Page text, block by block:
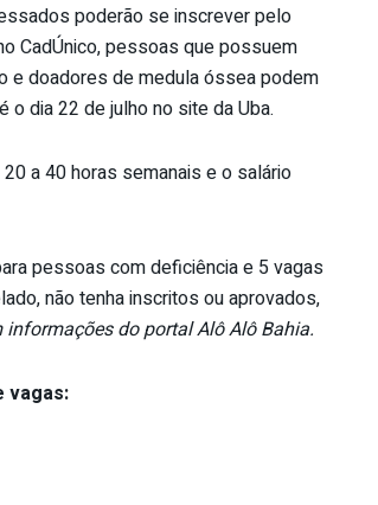
poderão se inscrever pelo
CadÚnico, pessoas que possuem
e doadores de medula óssea podem
dia 22 de julho no site da Uba.
a 40 horas semanais e o salário
pessoas com deficiência e 5 vagas
não tenha inscritos ou aprovados,
do portal Alô Alô Bahia.
vagas: